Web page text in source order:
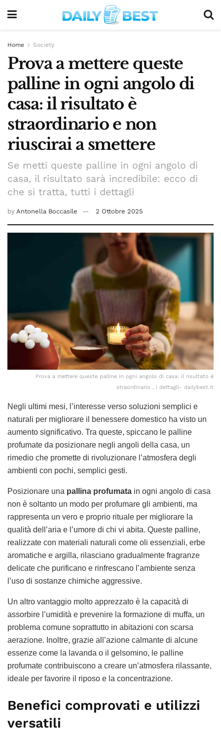
Home Society
Prova a mettere queste
palline in ogni angolo di
casa: il risultato è
straordinario e non
riuscirai a smettere
Se metti queste palline in ogni angolo di
casa, il risultato sarà incredibile: ecco di
che si tratta, tutti i dettagli
by Antonella Boccasile 2 Ottobre 2025
Prova a mettere queste palline in ogni angolo di casa: il risultato è
straordinario , i dettagli- dailybest.it
Negli ultimi mesi, l’interesse verso soluzioni semplici e
naturali per migliorare il benessere domestico ha visto un
aumento significativo. Tra queste, spiccano le palline
profumate da posizionare negli angoli della casa, un
rimedio che promette di rivoluzionare l’atmosfera degli
ambienti con pochi, semplici gesti.
Posizionare una pallina profumata in ogni angolo di casa
non è soltanto un modo per profumare gli ambienti, ma
rappresenta un vero e proprio rituale per migliorare la
qualità dell’aria e l’umore di chi vi abita. Queste palline,
realizzate con materiali naturali come oli essenziali, erbe
aromatiche e argilla, rilasciano gradualmente fragranze
delicate che purificano e rinfrescano l’ambiente senza
l’uso di sostanze chimiche aggressive.
Un altro vantaggio molto apprezzato è la capacità di
assorbire l’umidità e prevenire la formazione di muffa, un
problema comune soprattutto in abitazioni con scarsa
aerazione. Inoltre, grazie all’azione calmante di alcune
essenze come la lavanda o il gelsomino, le palline
profumate contribuiscono a creare un’atmosfera rilassante,
ideale per favorire il riposo e la concentrazione.
Benefici comprovati e utilizzi
versatili